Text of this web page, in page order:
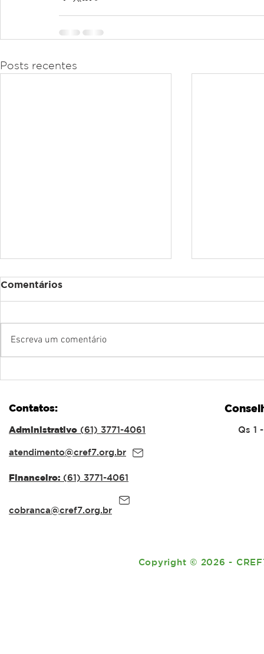
Posts recentes
Cris Nardes para palestra
sobre Governança e
Público
GRAVES
Comentários
Escreva um comentário
Contatos:
Administrativo (61) 3771-4061
atendimento@cref7.org.br
Financeiro: (61) 3771-4061
cobranca@cref7.org.br
Qs 1
Copyright© 2026 -